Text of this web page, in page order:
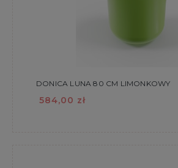
DONICA LUNA 80 CM LIMONKOWY
584,00 zł